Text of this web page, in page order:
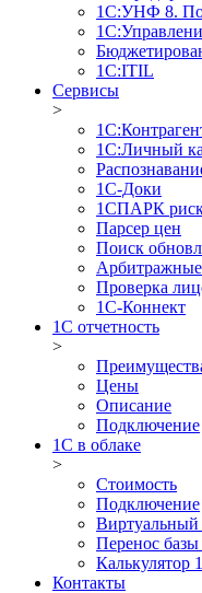
1С:УНФ 8.
1С:ITIL
Сервисы
>
1С:Личный
1С-Доки
1CПАРК
Парсер цен
Поиск
Арбитражные
Проверка
1С-Коннект
1C отчетность
>
Цены
Описание
Подключение
1С в облаке
>
Стоимость
Подключение
Виртуальный
Перенос базы
Контакты